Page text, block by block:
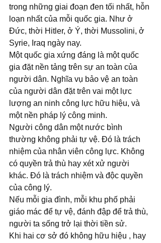
trong những giai đoạn đen tối nhất, hỗn
loạn nhất của mỗi quốc gia. Như ở
Đức, thời Hitler, ở Ý, thời Mussolini, ở
Syrie, Iraq ngày nay.
Một quốc gia xứng đáng là một quốc
gia đặt nền tảng trên sự an toàn của
người dân. Nghĩa vụ bảo vệ an toàn
của người dân đặt trên vai một lực
lượng an ninh công lực hữu hiệu, và
một nền pháp lý công minh.
Người công dân một nước bình
thường không phải tự vệ. Đó là trách
nhiệm của nhân viên công lực. Không
có quyền trả thù hay xét xử người
khác. Đó là trách nhiệm và độc quyền
của công lý.
Nếu mỗi gia đình, mỗi khu phố phải
giáo mác để tự vệ, đánh đập để trả thù,
người ta sống trở lại thời tiền sử.
Khi hai cơ sở đó không hữu hiệu , hay